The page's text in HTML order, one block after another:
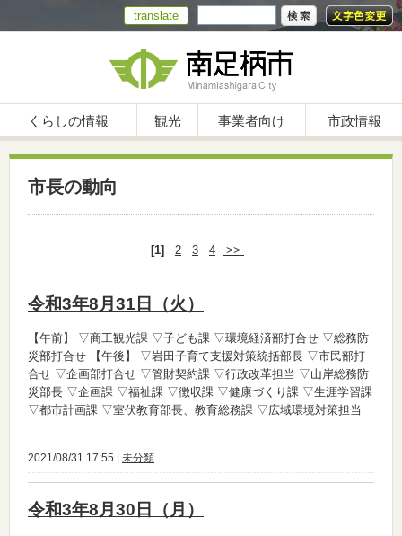
translate
くらしの情報 観光 事業者向け 市政情報
市長の動向
[1] 2 3 4 >>
令和3年8月31日（火）
【午前】
▽商工観光課 ▽子ども課 ▽環境経済部打合せ ▽総務防
災部打合せ 【午後】
▽岩田子育て支援対策統括部長 ▽市民部打
合せ ▽企画部打合せ ▽管財契約課 ▽行政改革担当 ▽山岸総務防
災部長 ▽企画課 ▽福祉課 ▽徴収課 ▽健康づくり課 ▽生涯学習課
▽都市計画課 ▽室伏教育部長、教育総務課 ▽広域環境対策担当
2021/08/31 17:55 | 未分類
令和3年8月30日（月）